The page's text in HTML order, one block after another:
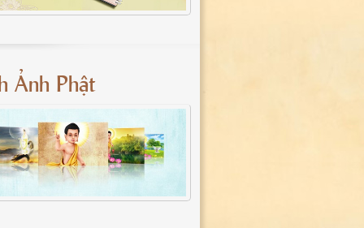
Ảnh Phật